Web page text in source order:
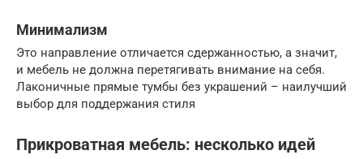
Минимализм
Это направление отличается сдержанностью, а значит,
и мебель не должна перетягивать внимание на себя.
Лаконичные прямые тумбы без украшений – наилучший
выбор для поддержания стиля
Прикроватная мебель: несколько идей